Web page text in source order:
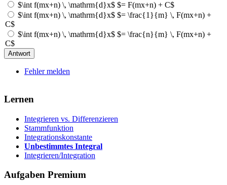
$\int f(mx+n) \, \mathrm{d}x$ $= F(mx+n) + C$
$\int f(mx+n) \, \mathrm{d}x$ $= \frac{1}{m} \, F(mx+n) +
C$
$\int f(mx+n) \, \mathrm{d}x$ $= \frac{n}{m} \, F(mx+n) +
C$
Fehler melden
Lernen
Integrieren vs. Differenzieren
Stammfunktion
Integrationskonstante
Unbestimmtes Integral
Integrieren/Integration
Aufgaben Premium